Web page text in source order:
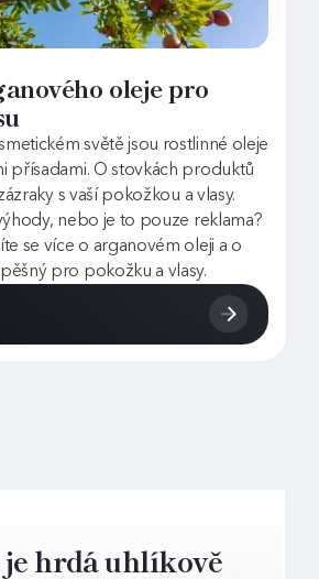
oleje pro
světě jsou rostlinné oleje
přísadami. O stovkách produktů
s vaší pokožkou a vlasy.
nebo je to pouze reklama?
se více o arganovém oleji a o
pro pokožku a vlasy.
je hrdá uhlíkově